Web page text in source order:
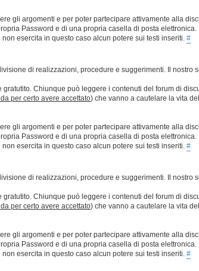
gli argomenti e per poter partecipare attivamente alla
Password e di una propria casella di posta
esercita in questo caso alcun potere sui testi inseriti. #
di realizzazioni, procedure e suggerimenti. Il
Chiunque può leggere i contenuti del forum di
per certo avere accettato) che vanno a cautelare la vita
gli argomenti e per poter partecipare attivamente alla
Password e di una propria casella di posta
esercita in questo caso alcun potere sui testi inseriti. #
di realizzazioni, procedure e suggerimenti. Il
Chiunque può leggere i contenuti del forum di
per certo avere accettato) che vanno a cautelare la vita
gli argomenti e per poter partecipare attivamente alla
Password e di una propria casella di posta
esercita in questo caso alcun potere sui testi inseriti. #